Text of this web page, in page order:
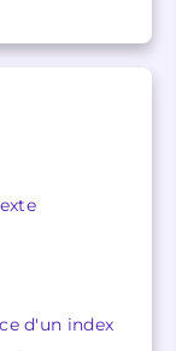
d'un index